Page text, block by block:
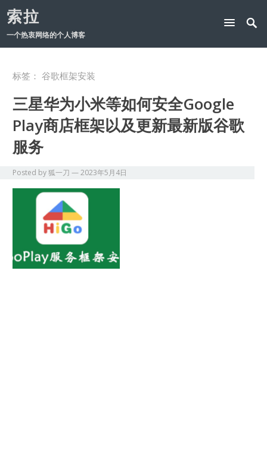
索拉
一个热衷网络的个人博客
标签：谷歌框架安装
三星华为小米等如何安全Google
Play商店框架以及更新最新版谷歌
服务
Posted by狐一刀 —2023年5月4日